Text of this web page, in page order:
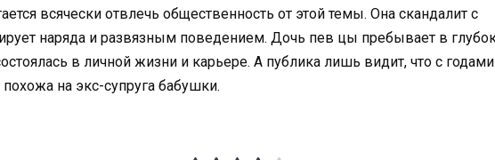
всячески отвлечь общественность от этой темы. Она скандалит с
наряда и развязным поведением. Дочь пев цы пребывает в
в личной жизни и карьере. А публика лишь видит, что с годами
на экс-супруга бабушки.